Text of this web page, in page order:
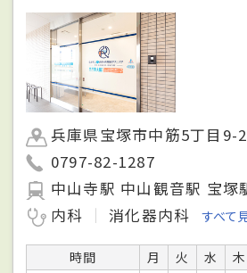
兵庫県宝塚市中筋5丁目
0797-82-1287
中山寺駅 中山観音駅 宝塚
内科
消化器内科 すべて
時間 月 火 水 木